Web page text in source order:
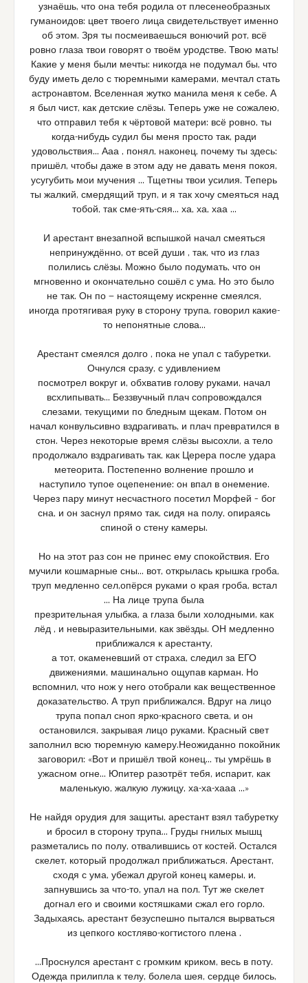
узнаёшь, что она тебя родила от плесенеобразных
гуманоидов: цвет твоего лица свидетельствует именно
об этом. Зря ты посмеиваешься вонючий рот, всё
ровно глаза твои говорят о твоём уродстве. Твою мать!
Какие у меня были мечты: никогда не подумал бы, что
буду иметь дело с тюремными камерами, мечтал стать
астронавтом, Вселенная жутко манила меня к себе. А
я был чист, как детские слёзы. Теперь уже не сожалею,
что отправил тебя к чёртовой матери: всё ровно, ты
когда-нибудь судил бы меня просто так, ради
удовольствия… Ааа , понял, наконец, почему ты здесь:
пришёл, чтобы даже в этом аду не давать меня покоя,
усугубить мои мучения … Тщетны твои усилия. Теперь
ты жалкий, смердящий труп, и я так хочу смеяться над
тобой, так сме-ять-сяя… ха, ха, хаа …
И арестант внезапной вспышкой начал смеяться
непринуждённо, от всей души , так, что из глаз
полились слёзы. Можно было подумать, что он
мгновенно и окончательно сошёл с ума. Но это было
не так. Он по — настоящему искренне смеялся,
иногда протягивая руку в сторону трупа, говорил какие-
то непонятные слова…
Арестант смеялся долго , пока не упал с табуретки.
Очнулся сразу, с удивлением
посмотрел вокруг и, обхватив голову руками, начал
всхлипывать… Беззвучный плач сопровождался
слезами, текущими по бледным щекам. Потом он
начал конвульсивно вздрагивать, и плач превратился в
стон. Через некоторые время слёзы высохли, а тело
продолжало вздрагивать так, как Церера после удара
метеорита. Постепенно волнение прошло и
наступило тупое оцепенение: он впал в онемение.
Через пару минут несчастного посетил Морфей – бог
сна, и он заснул прямо так, сидя на полу, опираясь
спиной о стену камеры.
Но на этот раз сон не принес ему спокойствия. Его
мучили кошмарные сны… вот, открылась крышка гроба,
труп медленно сел,опёрся руками о края гроба, встал
… На лице трупа была
презрительная улыбка, а глаза были холодными, как
лёд , и невыразительными, как звёзды. ОН медленно
приближался к арестанту,
а тот, окаменевший от страха, следил за ЕГО
движениями, машинально ощупав карман. Но
вспомнил, что нож у него отобрали как вещественное
доказательство. А труп приближался. Вдруг на лицо
трупа попал сноп ярко-красного света, и он
остановился, закрывая лицо руками. Красный свет
заполнил всю тюремную камеру.Неожиданно покойник
заговорил: «Вот и пришёл твой конец… ты умрёшь в
ужасном огне… Юпитер разотрёт тебя, испарит, как
маленькую, жалкую лужицу, ха-ха-хааа …»
Не найдя орудия для защиты, арестант взял табуретку
и бросил в сторону трупа… Груды гнилых мышц
разметались по полу, отвалившись от костей. Остался
скелет, который продолжал приближаться. Арестант,
сходя с ума, убежал другой конец камеры, и,
запнувшись за что-то, упал на пол. Тут же скелет
догнал его и своими костяшками сжал его горло.
Задыхаясь, арестант безуспешно пытался вырваться
из цепкого костляво-когтистого плена .
…Проснулся арестант с громким криком, весь в поту.
Одежда прилипла к телу, болела шея, сердце билось,